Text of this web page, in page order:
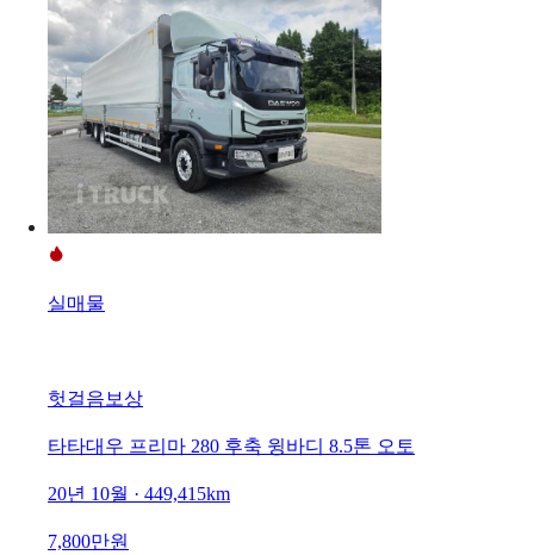
실매물
헛걸음보상
타타대우 프리마 280 후축 윙바디 8.5톤 오토
20년 10월 · 449,415km
7,800만원